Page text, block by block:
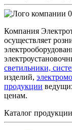
Компания
осуществляет
светильники,
изделий,
продукции
ценам.
Каталог продукции